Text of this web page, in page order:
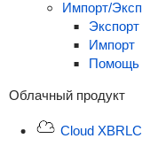
Импорт/
Экспорт
Импорт
Помощь
Облачный продукт
Cloud